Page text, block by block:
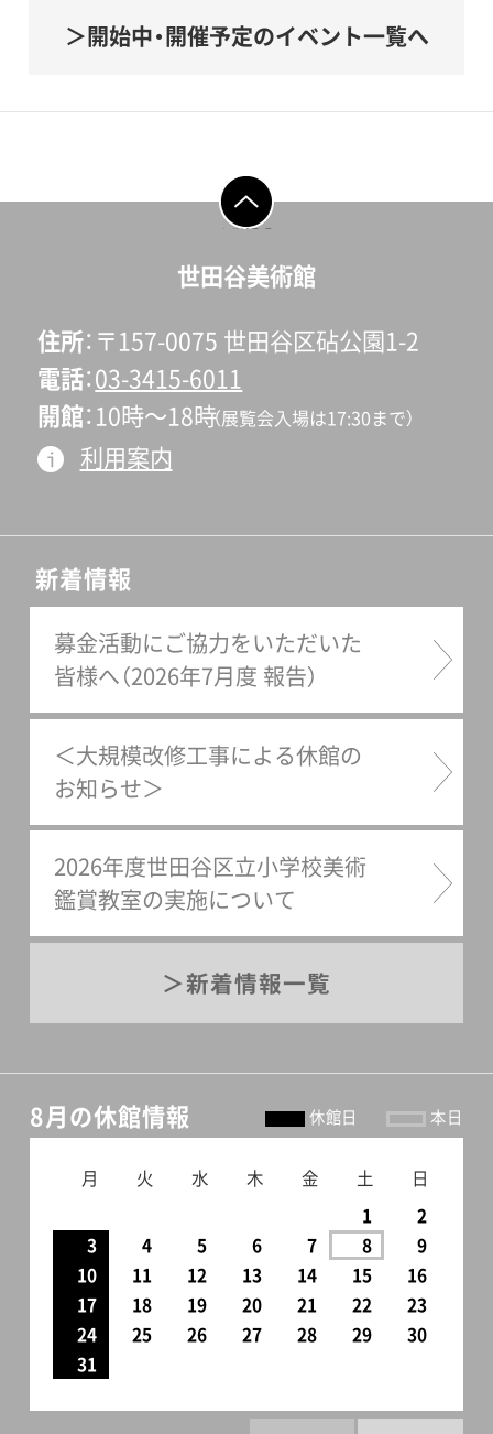
開始中・開催予定のイベント一覧へ
ページの先頭へ戻
世田谷美術館
住所 〒157-0075 世田谷区砧公園1-2
電話 03-3415-6011
開館 10時〜18時（展覧会入場は17:30まで）
利用案内
新着情報
募金活動にご協力をいただいた
皆様へ（2026年7月度 報告）
＜大規模改修工事による休館の
お知らせ＞
2026年度世田谷区立小学校美術
鑑賞教室の実施について
新着情報一覧
8月の休館情報 休館日 本日
月 火 水 木 金 土 日
1
2
3
4 5 6 7 8
9
10
11 12 13 14 15
16
17
18 19 20 21 22
23
24
25 26 27 28 29
30
31